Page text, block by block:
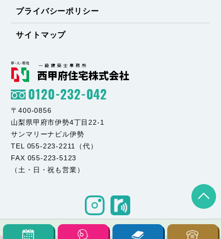
プライバシーポリシー
サイトマップ
0120-232-042
〒400-0856
山梨県甲府市伊勢4丁目22-1
サンマリーナビル伊勢
TEL 055-223-2211（代）
FAX 055-223-5123
（土・日・祝も営業）